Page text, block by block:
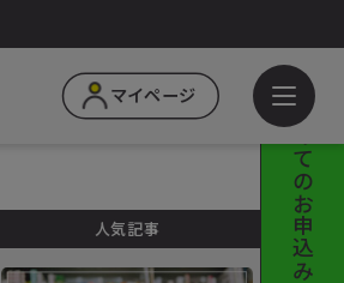
マイページ はじめての
お申込み
人気記事